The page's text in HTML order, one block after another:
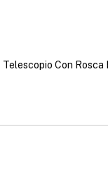
Con Rosca